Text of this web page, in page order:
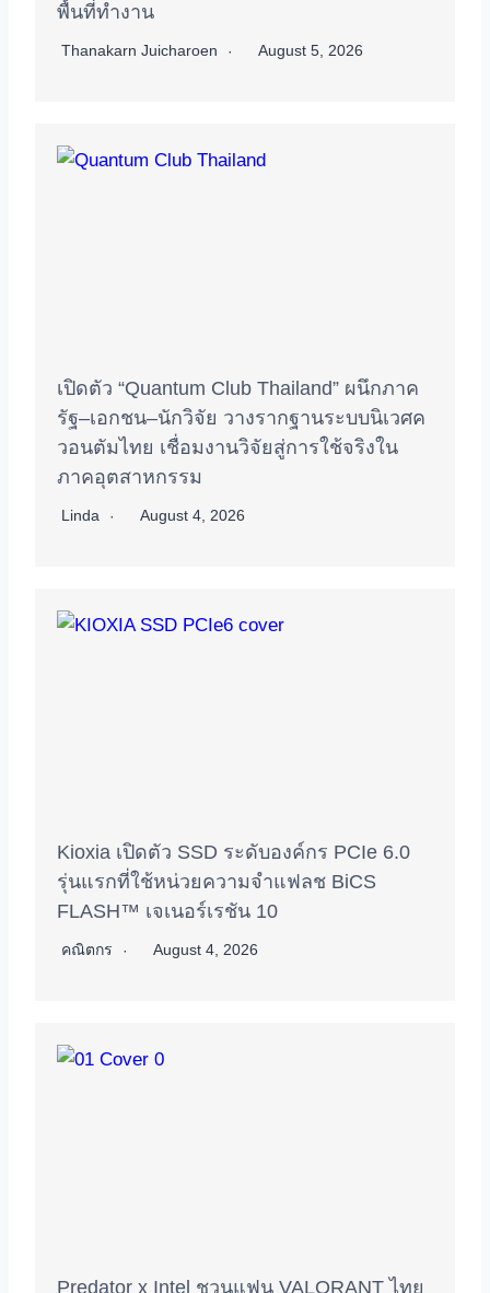
พื้นที่ทำงาน
Thanakarn Juicharoen August 5, 2026
เปิดตัว “Quantum Club Thailand” ผนึกภาค
รัฐ–เอกชน–นักวิจัย วางรากฐานระบบนิเวศค
วอนตัมไทย เชื่อมงานวิจัยสู่การใช้จริงใน
ภาคอุตสาหกรรม
Linda August 4, 2026
Kioxia เปิดตัว SSD ระดับองค์กร PCIe 6.0
รุ่นแรกที่ใช้หน่วยความจำแฟลช BiCS
FLASH™ เจเนอร์เรชัน 10
คณิตกร August 4, 2026
Predator x Intel ชวนแฟน VALORANT ไทย